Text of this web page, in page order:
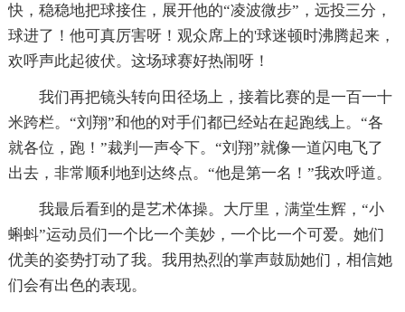
快，稳稳地把球接住，展开他的“凌波微步”，远投三分，
球进了！他可真厉害呀！观众席上的'球迷顿时沸腾起来，
欢呼声此起彼伏。这场球赛好热闹呀！
我们再把镜头转向田径场上，接着比赛的是一百一十
米跨栏。“刘翔”和他的对手们都已经站在起跑线上。“各
就各位，跑！”裁判一声令下。“刘翔”就像一道闪电飞了
出去，非常顺利地到达终点。“他是第一名！”我欢呼道。
我最后看到的是艺术体操。大厅里，满堂生辉，“小
蝌蚪”运动员们一个比一个美妙，一个比一个可爱。她们
优美的姿势打动了我。我用热烈的掌声鼓励她们，相信她
们会有出色的表现。